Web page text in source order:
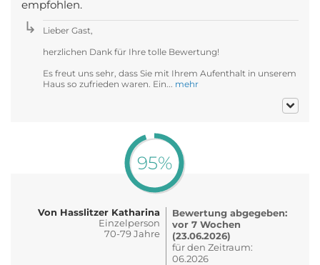
empfohlen.
Lieber Gast,
herzlichen Dank für Ihre tolle Bewertung!
Es freut uns sehr, dass Sie mit Ihrem Aufenthalt in unserem
Haus so zufrieden waren. Ein... mehr
95%
Von Hasslitzer Katharina
Einzelperson
70-79 Jahre
Bewertung abgegeben:
vor 7 Wochen
(23.06.2026)
für den Zeitraum:
06.2026